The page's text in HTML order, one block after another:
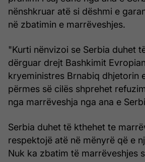
nënshkruar atë si dëshmi e
në zbatimin e marrëveshjes.
"Kurti nënvizoi se Serbia duhet
dërguar drejt Bashkimit
kryeministres Brnabiq dhjetorin
përmes së cilës shprehet
nga marrëveshja nga ana e
Serbia duhet të kthehet te
respektojë atë në mënyrë që e
Nuk ka zbatim të marrëveshjes